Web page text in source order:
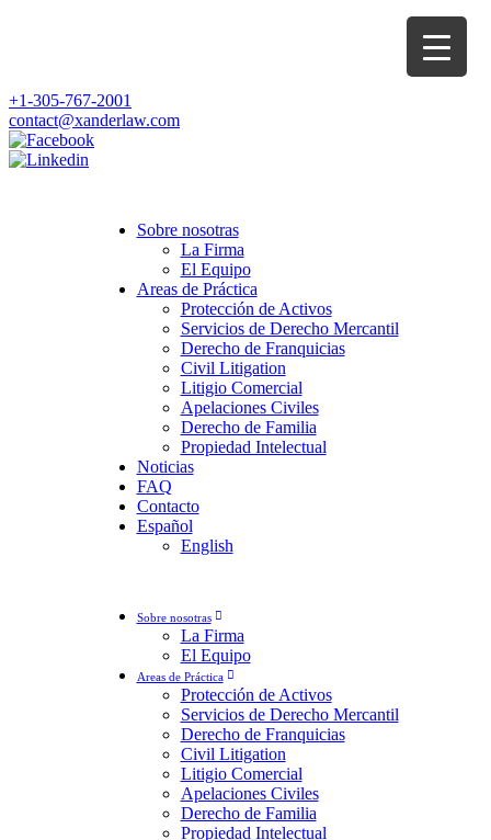
+1-305-767-2001
contact@xanderlaw.com
Sobre nosotras
La Firma
El Equipo
Areas de Práctica
Protección de Activos
Servicios de Derecho Mercantil
Derecho de Franquicias
Civil Litigation
Litigio Comercial
Apelaciones Civiles
Derecho de Familia
Propiedad Intelectual
Noticias
FAQ
Contacto
Español
English
Sobre nosotras
La Firma
El Equipo
Areas de Práctica
Protección de Activos
Servicios de Derecho Mercantil
Derecho de Franquicias
Civil Litigation
Litigio Comercial
Apelaciones Civiles
Derecho de Familia
Propiedad Intelectual